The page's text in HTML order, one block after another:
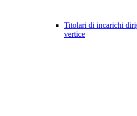
Titolari di incarichi
vertice